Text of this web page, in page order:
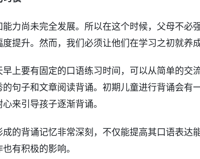
能力尚未完全发展。所以在这个时候，父母不必
提升。然而，我们必须让他们在学习之初就养
早上要有固定的口语练习时间，可以从简单的交
的句子和文章阅读背诵。初期儿童进行背诵会有
来引导孩子逐渐背诵。
成的背诵记忆非常深刻，不仅能提高其口语表达
有积极的影响。